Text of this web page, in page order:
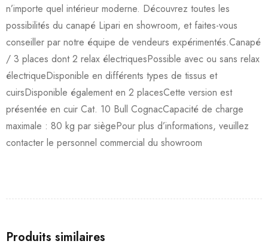
n’importe quel intérieur moderne. Découvrez toutes les
possibilités du canapé Lipari en showroom, et faites-vous
conseiller par notre équipe de vendeurs expérimentés.Canapé
/ 3 places dont 2 relax électriquesPossible avec ou sans relax
électriqueDisponible en différents types de tissus et
cuirsDisponible également en 2 placesCette version est
présentée en cuir Cat. 10 Bull CognacCapacité de charge
maximale : 80 kg par siègePour plus d’informations, veuillez
contacter le personnel commercial du showroom
Produits similaires